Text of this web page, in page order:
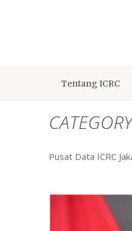
Tentang ICRC
CATEGORY
Pusat Data ICRC